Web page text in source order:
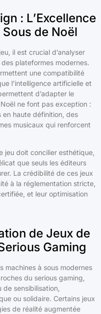
: L’Excellence
de Noël
il est crucial d’analyser
plateformes modernes.
une compatibilité
l’intelligence artificielle et
d’adapter le
ne font pas exception :
en haute définition, des
musicaux qui renforcent
jeu doit concilier esthétique,
que seuls les éditeurs
La crédibilité de ces jeux
à la réglementation stricte,
et leur optimisation
de Jeux de
Gaming
machines à sous modernes
du serious gaming,
sensibilisation,
ou solidaire. Certains jeux
de réalité augmentée